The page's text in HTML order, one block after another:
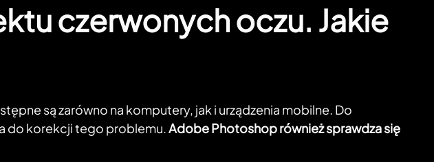
czerwonych oczu. Jakie
są zarówno na komputery, jak i urządzenia mobilne. Do
do korekcji tego problemu.Adobe Photoshop również sprawdza się